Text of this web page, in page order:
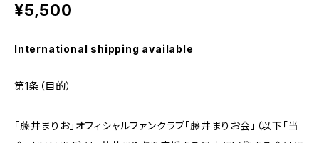
¥5,500
International shipping available
第1条（目的）
「藤井まりお」オフィシャルファンクラブ「藤井まりお会」（以下「当